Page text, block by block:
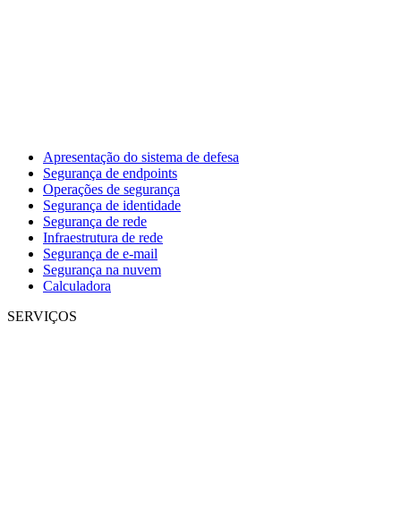
Apresentação do sistema de defesa
Segurança de endpoints
Operações de segurança
Segurança de identidade
Segurança de rede
Infraestrutura de rede
Segurança de e-mail
Segurança na nuvem
Calculadora
SERVIÇOS